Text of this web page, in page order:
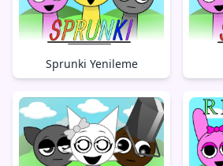
Sprunki Yenileme